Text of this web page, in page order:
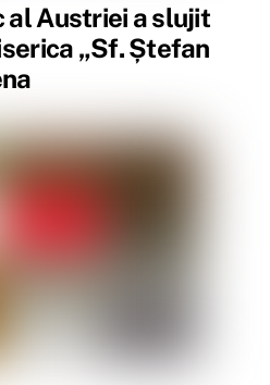
Austriei a slujit
„Sf. Ștefan